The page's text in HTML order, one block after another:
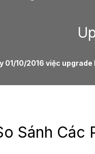
01/10/2016 việc
Sánh Các